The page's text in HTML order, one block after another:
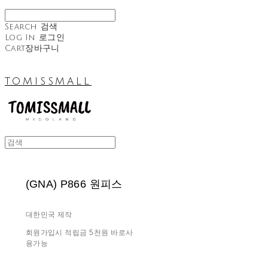
Search 검색
Log In 로그인
Cart장바구니
TOMISSMALL
(GNA) P866 원피스
대한민국 제작
회원가입시 적립금 5천원 바로사
용가능